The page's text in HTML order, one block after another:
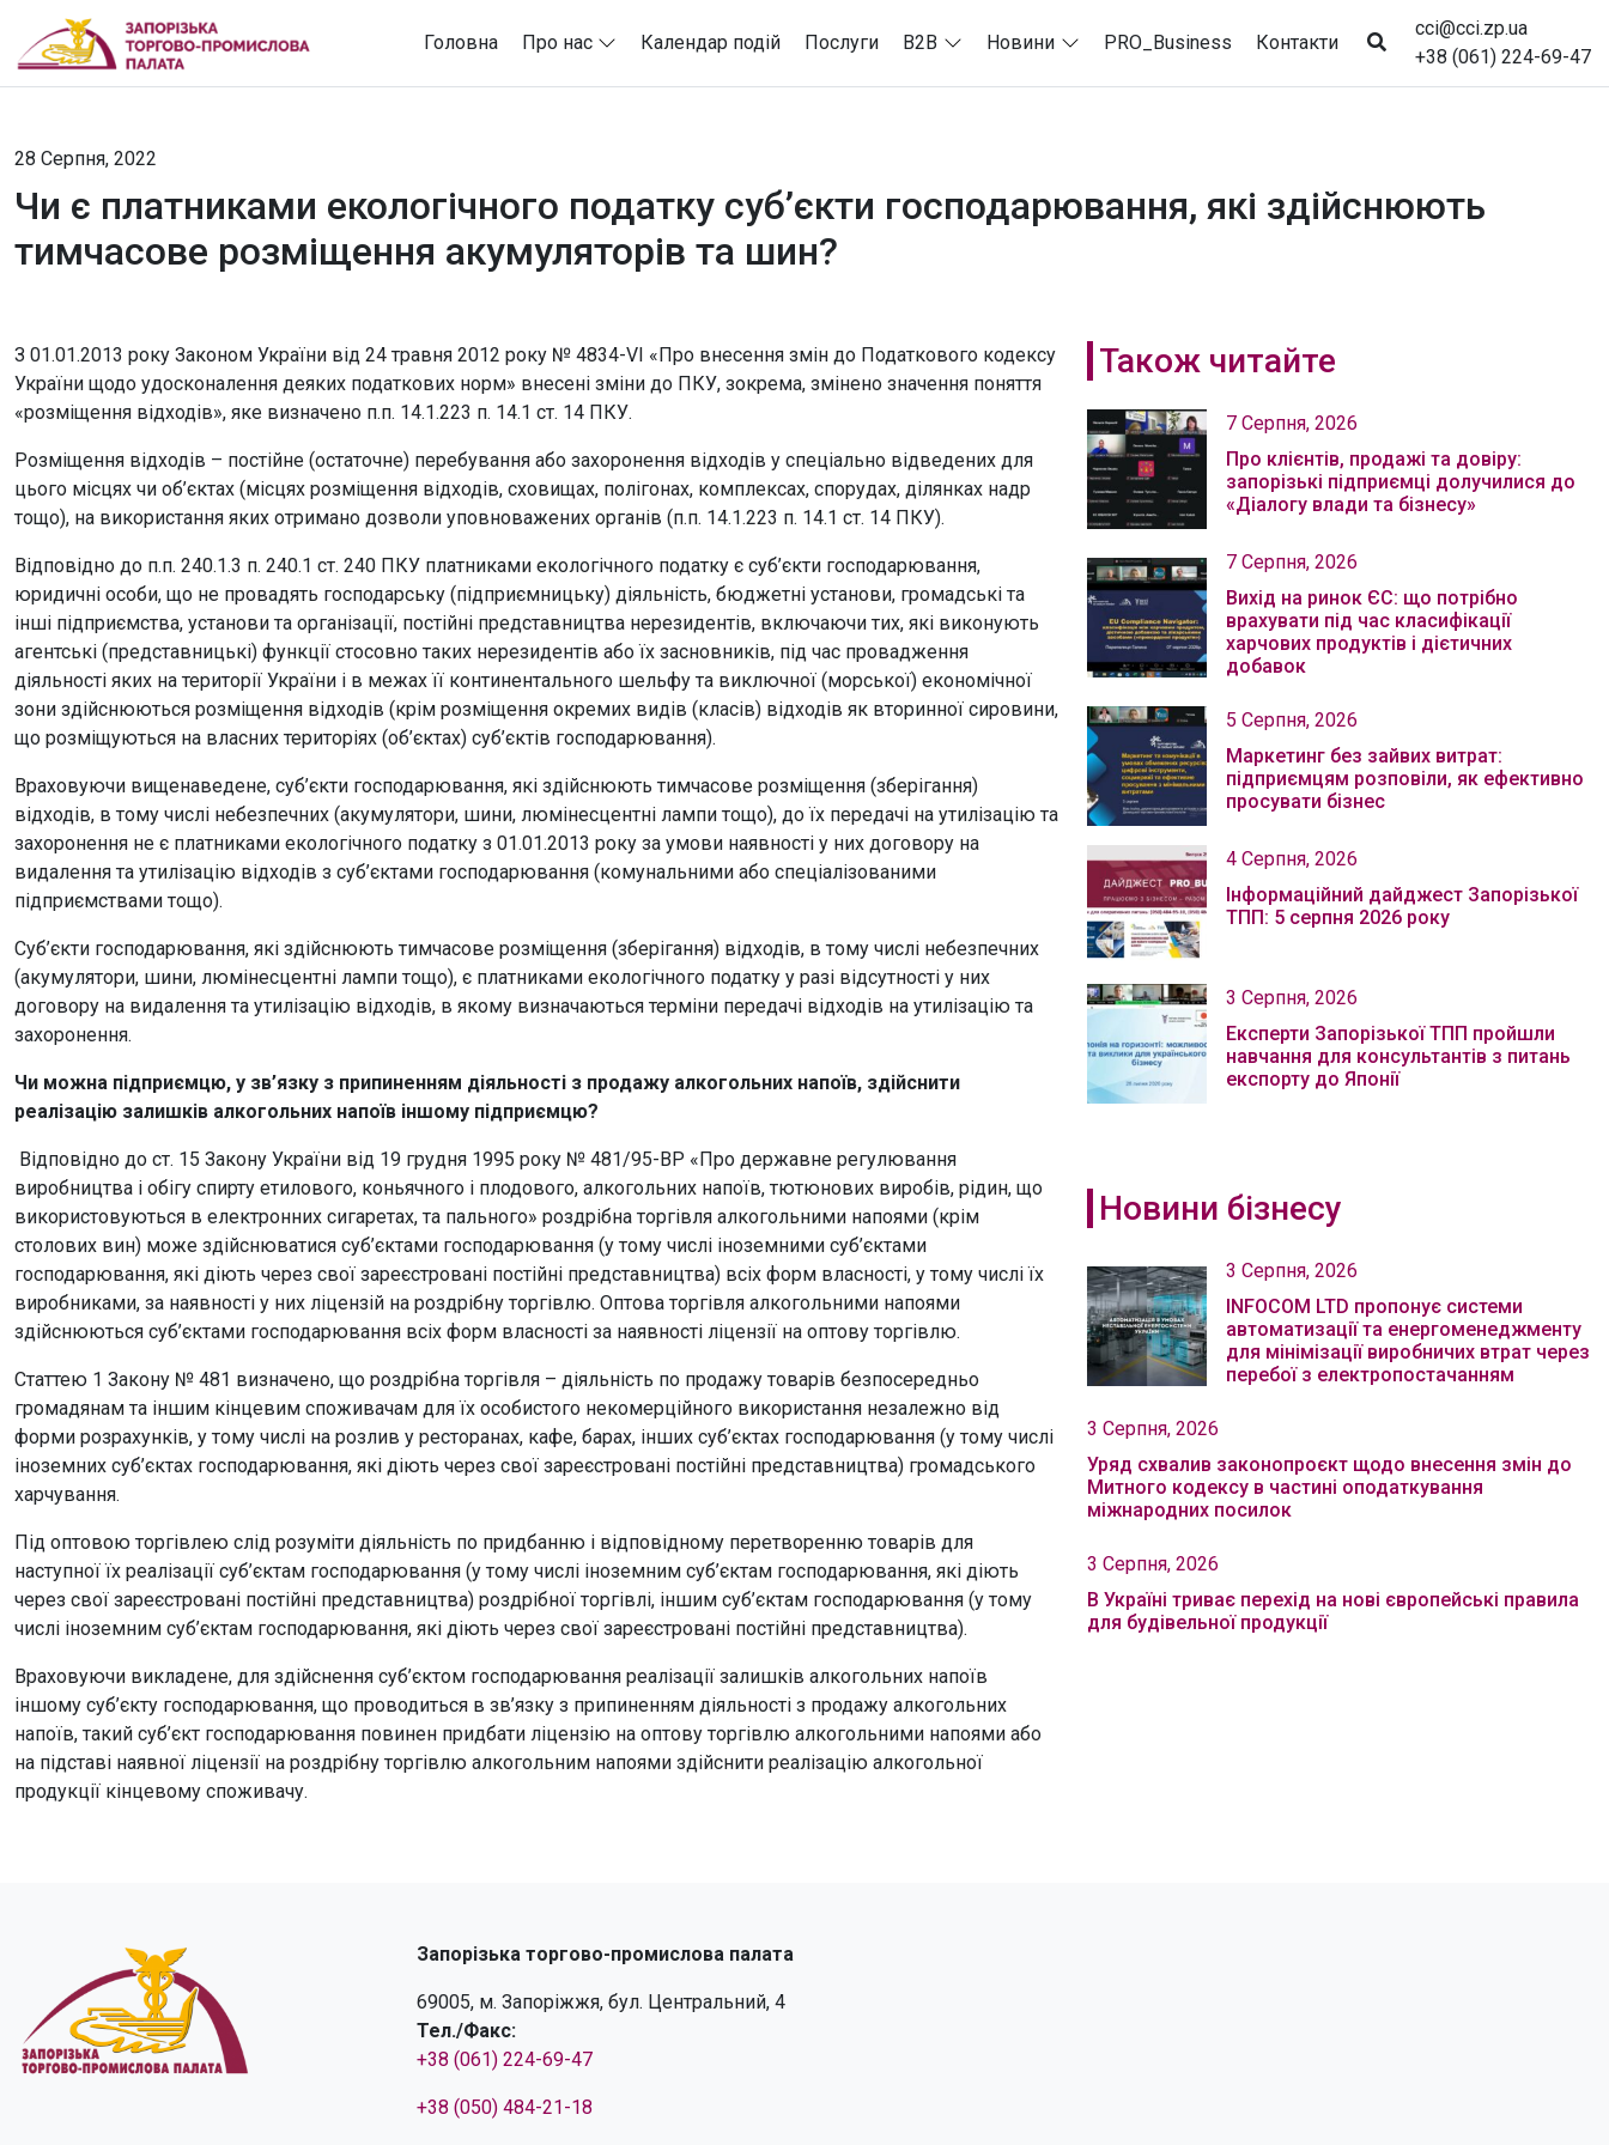
Головна Про нас Календар подій Послуги B2B Новини PRO_Business Контакти
cci@cci.zp.ua
+38 (061) 224-69-47
28 Серпня, 2022
Чи є платниками екологічного податку суб’єкти господарювання, які здійснюють
тимчасове розміщення акумуляторів та шин?
З 01.01.2013 року Законом України від 24 травня 2012 року № 4834-VI «Про внесення змін до Податкового кодексу
України щодо удосконалення деяких податкових норм» внесені зміни до ПКУ, зокрема, змінено значення поняття
«розміщення відходів», яке визначено п.п. 14.1.223 п. 14.1 ст. 14 ПКУ.
Розміщення відходів – постійне (остаточне) перебування або захоронення відходів у спеціально відведених для
цього місцях чи об’єктах (місцях розміщення відходів, сховищах, полігонах, комплексах, спорудах, ділянках надр
тощо), на використання яких отримано дозволи уповноважених органів (п.п. 14.1.223 п. 14.1 ст. 14 ПКУ).
Відповідно до п.п. 240.1.3 п. 240.1 ст. 240 ПКУ платниками екологічного податку є суб’єкти господарювання,
юридичні особи, що не провадять господарську (підприємницьку) діяльність, бюджетні установи, громадські та
інші підприємства, установи та організації, постійні представництва нерезидентів, включаючи тих, які виконують
агентські (представницькі) функції стосовно таких нерезидентів або їх засновників, під час провадження
діяльності яких на території України і в межах її континентального шельфу та виключної (морської) економічної
зони здійснюються розміщення відходів (крім розміщення окремих видів (класів) відходів як вторинної сировини,
що розміщуються на власних територіях (об’єктах) суб’єктів господарювання).
Враховуючи вищенаведене, суб’єкти господарювання, які здійснюють тимчасове розміщення (зберігання)
відходів, в тому числі небезпечних (акумулятори, шини, люмінесцентні лампи тощо), до їх передачі на утилізацію та
захоронення не є платниками екологічного податку з 01.01.2013 року за умови наявності у них договору на
видалення та утилізацію відходів з суб’єктами господарювання (комунальними або спеціалізованими
підприємствами тощо).
Суб’єкти господарювання, які здійснюють тимчасове розміщення (зберігання) відходів, в тому числі небезпечних
(акумулятори, шини, люмінесцентні лампи тощо), є платниками екологічного податку у разі відсутності у них
договору на видалення та утилізацію відходів, в якому визначаються терміни передачі відходів на утилізацію та
захоронення.
Чи можна підприємцю, у зв’язку з припиненням діяльності з продажу алкогольних напоїв, здійснити
реалізацію залишків алкогольних напоїв іншому підприємцю?
Відповідно до ст. 15 Закону України від 19 грудня 1995 року № 481/95-ВР «Про державне регулювання
виробництва і обігу спирту етилового, коньячного і плодового, алкогольних напоїв, тютюнових виробів, рідин, що
використовуються в електронних сигаретах, та пального» роздрібна торгівля алкогольними напоями (крім
столових вин) може здійснюватися суб’єктами господарювання (у тому числі іноземними суб’єктами
господарювання, які діють через свої зареєстровані постійні представництва) всіх форм власності, у тому числі їх
виробниками, за наявності у них ліцензій на роздрібну торгівлю. Оптова торгівля алкогольними напоями
здійснюються суб’єктами господарювання всіх форм власності за наявності ліцензії на оптову торгівлю.
Статтею 1 Закону № 481 визначено, що роздрібна торгівля – діяльність по продажу товарів безпосередньо
громадянам та іншим кінцевим споживачам для їх особистого некомерційного використання незалежно від
форми розрахунків, у тому числі на розлив у ресторанах, кафе, барах, інших суб’єктах господарювання (у тому числі
іноземних суб’єктах господарювання, які діють через свої зареєстровані постійні представництва) громадського
харчування.
Під оптовою торгівлею слід розуміти діяльність по придбанню і відповідному перетворенню товарів для
наступної їх реалізації суб’єктам господарювання (у тому числі іноземним суб’єктам господарювання, які діють
через свої зареєстровані постійні представництва) роздрібної торгівлі, іншим суб’єктам господарювання (у тому
числі іноземним суб’єктам господарювання, які діють через свої зареєстровані постійні представництва).
Враховуючи викладене, для здійснення суб’єктом господарювання реалізації залишків алкогольних напоїв
іншому суб’єкту господарювання, що проводиться в зв’язку з припиненням діяльності з продажу алкогольних
напоїв, такий суб’єкт господарювання повинен придбати ліцензію на оптову торгівлю алкогольними напоями або
на підставі наявної ліцензії на роздрібну торгівлю алкогольним напоями здійснити реалізацію алкогольної
продукції кінцевому споживачу.
Також читайте
7 Серпня, 2026
Про клієнтів, продажі та довіру:
запорізькі підприємці долучилися до
«Діалогу влади та бізнесу»
7 Серпня, 2026
Вихід на ринок ЄС: що потрібно
врахувати під час класифікації
харчових продуктів і дієтичних
добавок
5 Серпня, 2026
Маркетинг без зайвих витрат:
підприємцям розповіли, як ефективно
просувати бізнес
4 Серпня, 2026
Інформаційний дайджест Запорізької
ТПП: 5 серпня 2026 року
3 Серпня, 2026
Експерти Запорізької ТПП пройшли
навчання для консультантів з питань
експорту до Японії
Новини бізнесу
3 Серпня, 2026
INFOCOM LTD пропонує системи
автоматизації та енергоменеджменту
для мінімізації виробничих втрат через
перебої з електропостачанням
3 Серпня, 2026
Уряд схвалив законопроєкт щодо внесення змін до
Митного кодексу в частині оподаткування
міжнародних посилок
3 Серпня, 2026
В Україні триває перехід на нові європейські правила
для будівельної продукції
Запорізька торгово-промислова палата
69005, м. Запоріжжя, бул. Центральний, 4
Тел./Факс:
+38 (061) 224-69-47
+38 (050) 484-21-18